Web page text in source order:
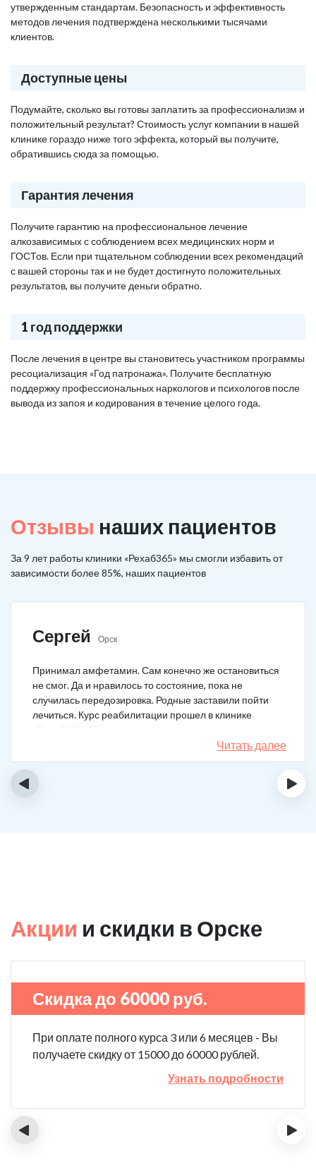
утвержденным стандартам. Безопасность и эффективность
методов лечения подтверждена несколькими тысячами
клиентов.
Доступные цены
Подумайте, сколько вы готовы заплатить за профессионализм и
положительный результат? Стоимость услуг компании в нашей
клинике гораздо ниже того эффекта, который вы получите,
обратившись сюда за помощью.
Гарантия лечения
Получите гарантию на профессиональное лечение
алкозависимых с соблюдением всех медицинских норм и
ГОСТов. Если при тщательном соблюдении всех рекомендаций
с вашей стороны так и не будет достигнуто положительных
результатов, вы получите деньги обратно.
1 год поддержки
После лечения в центре вы становитесь участником программы
ресоциализация «Год патронажа». Получите бесплатную
поддержку профессиональных наркологов и психологов после
вывода из запоя и кодирования в течение целого года.
Отзывы наших пациентов
За 9 лет работы клиники «Рехаб365» мы смогли избавить от
зависимости более 85%, наших пациентов
Сергей Орск
Принимал амфетамин. Сам конечно же остановиться
не смог. Да и нравилось то состояние, пока не
случилась передозировка. Родные заставили пойти
лечиться. Курс реабилитации прошел в клинике
«Рехаб365». Много месяцев уже не принимаю.
Читать далее
‹ ›
Акции и скидки в Орске
Скидка до 60000 руб.
При оплате полного курса 3 или 6 месяцев - Вы
получаете скидку от 15000 до 60000 рублей.
Узнать подробности
‹ ›